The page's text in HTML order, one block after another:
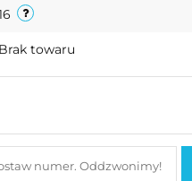
Brak towaru